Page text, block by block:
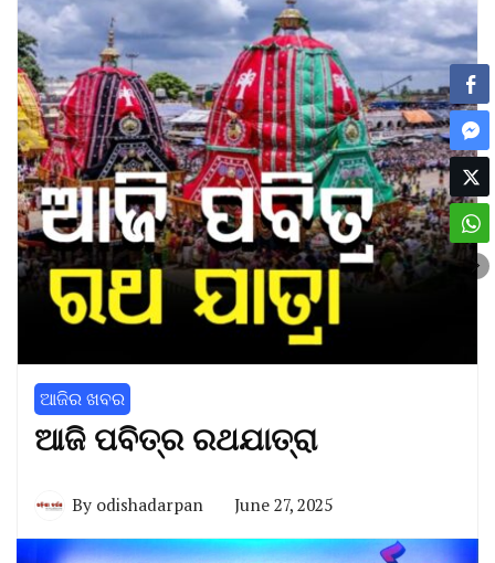
ଆଜିର ଖବର
ଆଜି ପବିତ୍ର ରଥଯାତ୍ରା
By odishadarpan June 27, 2025